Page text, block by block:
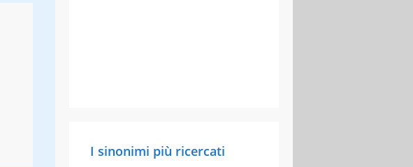
I sinonimi più ricercati